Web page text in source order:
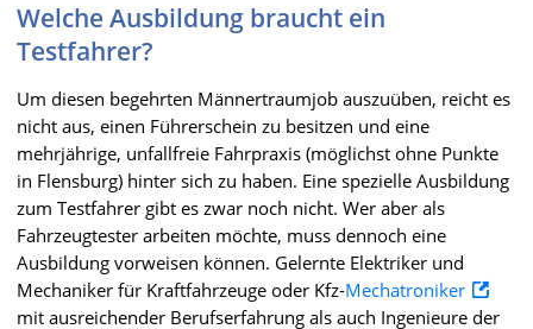
Welche Ausbildung braucht ein
Testfahrer?
Um diesen begehrten Männertraumjob auszuüben, reicht es
nicht aus, einen Führerschein zu besitzen und eine
mehrjährige, unfallfreie Fahrpraxis (möglichst ohne Punkte
in Flensburg) hinter sich zu haben. Eine spezielle Ausbildung
zum Testfahrer gibt es zwar noch nicht. Wer aber als
Fahrzeugtester arbeiten möchte, muss dennoch eine
Ausbildung vorweisen können. Gelernte Elektriker und
Mechaniker für Kraftfahrzeuge oder Kfz-Mechatroniker
mit ausreichender Berufserfahrung als auch Ingenieure der